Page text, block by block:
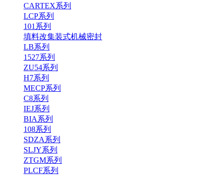
CARTEX系列
LCP系列
101系列
填料改集装式机械密封
LB系列
1527系列
ZU54系列
H7系列
MECP系列
C8系列
IEJ系列
BIA系列
108系列
SDZA系列
SLJY系列
ZTGM系列
PLCF系列